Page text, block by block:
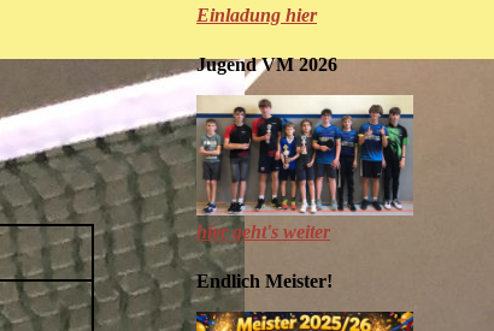
Einladung hier
Jugend VM 2026
hier geht's weiter
Endlich Meister!